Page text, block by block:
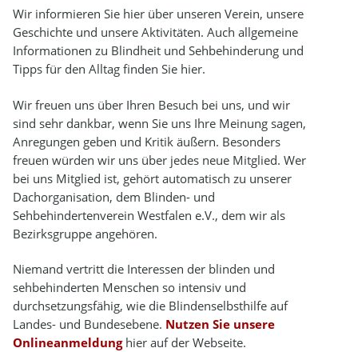
Wir informieren Sie hier über unseren Verein, unsere
Geschichte und unsere Aktivitäten. Auch allgemeine
Informationen zu Blindheit und Sehbehinderung und
Tipps für den Alltag finden Sie hier.
Wir freuen uns über Ihren Besuch bei uns, und wir
sind sehr dankbar, wenn Sie uns Ihre Meinung sagen,
Anregungen geben und Kritik äußern. Besonders
freuen würden wir uns über jedes neue Mitglied. Wer
bei uns Mitglied ist, gehört automatisch zu unserer
Dachorganisation, dem Blinden- und
Sehbehindertenverein Westfalen e.V., dem wir als
Bezirksgruppe angehören.
Niemand vertritt die Interessen der blinden und
sehbehinderten Menschen so intensiv und
durchsetzungsfähig, wie die Blindenselbsthilfe auf
Landes- und Bundesebene. Nutzen Sie unsere
Onlineanmeldunghier auf der Webseite.